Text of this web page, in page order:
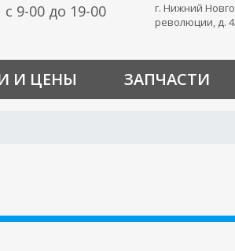
c 9-00 до 19-00
г. Нижний
революции, д.
И ЦЕНЫ ЗАПЧАСТИ